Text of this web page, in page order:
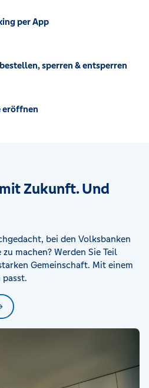
per App
sperren & entsperren
eröffnen
Zukunft. Und
bei den Volksbanken
machen? Werden Sie Teil
Gemeinschaft. Mit einem